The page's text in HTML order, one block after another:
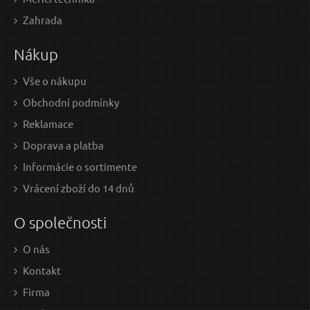
1.86 EUR bez DPH
Skladem
1,20 EUR / Ks
Zahrada
Nákup
Vše o nákupu
Obchodní podmínky
Reklamace
Doprava a platba
Informácie o sortimente
Vrácení zboží do 14 dnů
O společnosti
O nás
Kontakt
Firma